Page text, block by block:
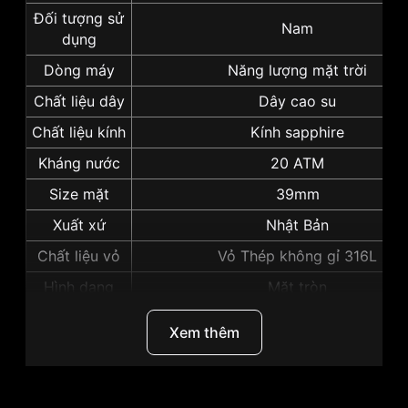
Đối tượng sử
dụng
Nam
Dòng máy
Năng lượng mặt trời
Chất liệu dây
Dây cao su
Chất liệu kính
Kính sapphire
Kháng nước
20 ATM
Size mặt
39mm
Xuất xứ
Nhật Bản
Chất liệu vỏ
Vỏ Thép không gỉ 316L
Hình dạng
Mặt tròn
Vỏ Màu Bạc
Xem thêm